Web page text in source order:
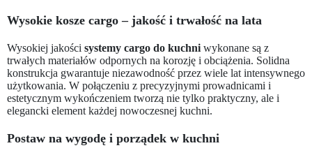
Wysokie kosze cargo – jakość i trwałość na lata
Wysokiej jakości systemy cargo do kuchni wykonane są z
trwałych materiałów odpornych na korozję i obciążenia. Solidna
konstrukcja gwarantuje niezawodność przez wiele lat intensywnego
użytkowania. W połączeniu z precyzyjnymi prowadnicami i
estetycznym wykończeniem tworzą nie tylko praktyczny, ale i
elegancki element każdej nowoczesnej kuchni.
Postaw na wygodę i porządek w kuchni